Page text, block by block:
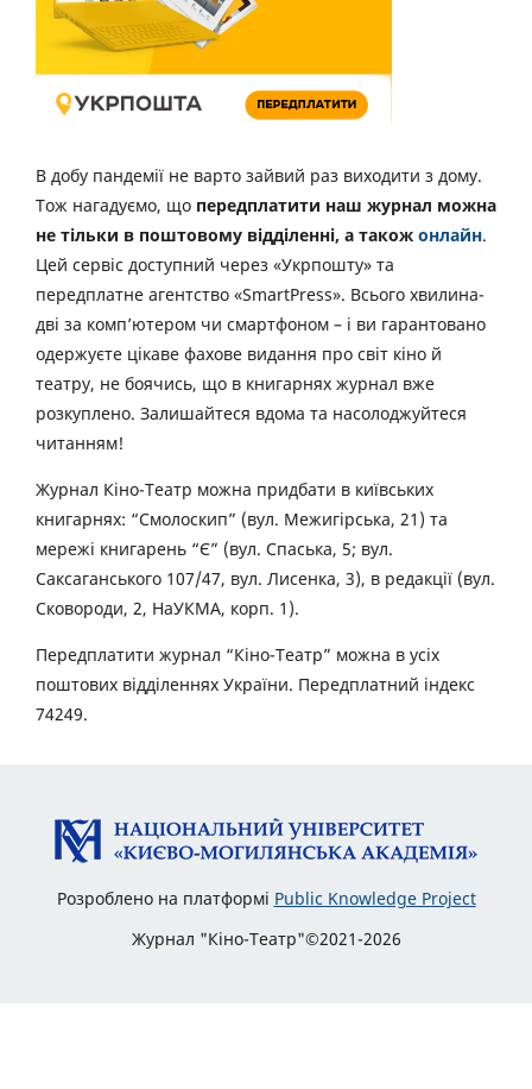
В добу пандемії не варто зайвий раз виходити з дому.
Тож нагадуємо, що передплатити наш журнал можна
не тільки в поштовому відділенні, а також онлайн.
Цей сервіс доступний через «Укрпошту» та
передплатне агентство «SmartPress». Всього хвилина-
дві за комп’ютером чи смартфоном – і ви гарантовано
одержуєте цікаве фахове видання про світ кіно й
театру, не боячись, що в книгарнях журнал вже
розкуплено. Залишайтеся вдома та насолоджуйтеся
читанням!
Журнал Кіно-Театр можна придбати в київських
книгарнях: “Смолоскип” (вул. Межигірська, 21) та
мережі книгарень “Є” (вул. Спаська, 5; вул.
Саксаганського 107/47, вул. Лисенка, 3), в редакції (вул.
Сковороди, 2, НаУКМА, корп. 1).
Передплатити журнал “Кіно-Театр” можна в усіх
поштових відділеннях України. Передплатний індекс
74249.
Розроблено на платформі Public Knowledge Project
Журнал "Кіно-Театр"©2021-2026